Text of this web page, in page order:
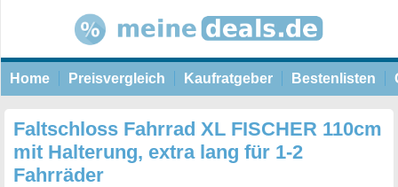
Home Preisvergleich Kaufratgeber Bestenlisten
Faltschloss Fahrrad XL FISCHER 110cm
mit Halterung, extra lang für 1-2
Fahrräder